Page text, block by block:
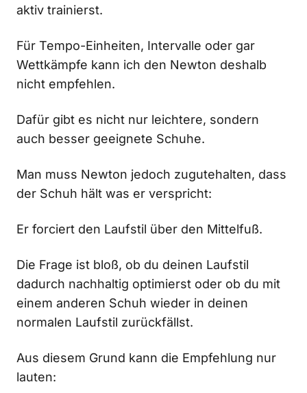
aktiv trainierst.
Für Tempo-Einheiten, Intervalle oder gar
Wettkämpfe kann ich den Newton deshalb
nicht empfehlen.
Dafür gibt es nicht nur leichtere, sondern
auch besser geeignete Schuhe.
Man muss Newton jedoch zugutehalten, dass
der Schuh hält was er verspricht:
Er forciert den Laufstil über den Mittelfuß.
Die Frage ist bloß, ob du deinen Laufstil
dadurch nachhaltig optimierst oder ob du mit
einem anderen Schuh wieder in deinen
normalen Laufstil zurückfällst.
Aus diesem Grund kann die Empfehlung nur
lauten: